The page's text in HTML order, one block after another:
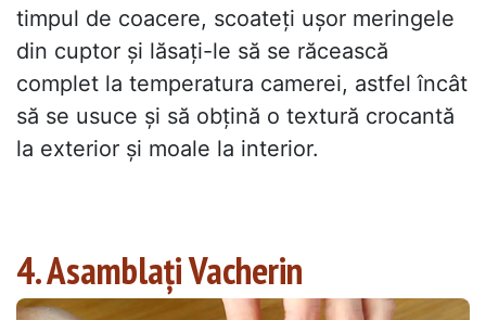
timpul de coacere, scoateți ușor meringele
din cuptor și lăsați-le să se răcească
complet la temperatura camerei, astfel încât
să se usuce și să obțină o textură crocantă
la exterior și moale la interior.
4. Asamblați Vacherin